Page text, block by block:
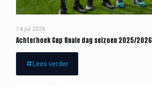
14 jul 2026
Achterhoek Cup finale dag seizoen 2025/2026
Lees verder